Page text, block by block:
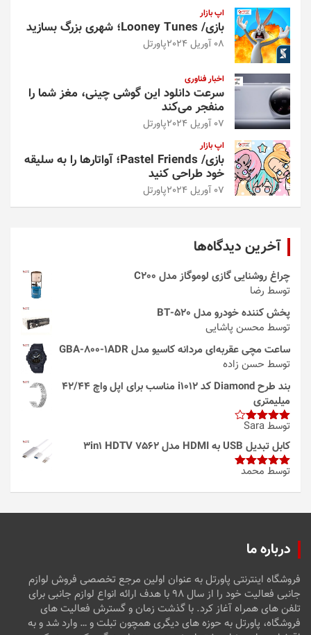
اپ بازار
بازی/ Looney Tunes؛ شهری بزرگ بسازید
08 آوریل 2024 پاورتل
اخبار فناوری
سرعت دانلود این گوشی چینی، مغز شما را
منفجر می‌کند
07 آوریل 2024 پاورتل
اپ بازار
بازی/ Pastel Friends؛ آواتارها را به سلیقه
خود طراحی کنید
07 آوریل 2024 پاورتل
آخرین دیدگاه‌ها
چراغ روشنایی گازی لوموگاز مدل C200
توسط رضا
پخش کننده خودرو مدل 520-BT
توسط محسن پاشایی
ساعت مچی عقربه‌ای مردانه کاسیو مدل GBA-800-1ADR
توسط حسن زاده
بند طرح Diamond کد i1012 مناسب برای اپل واچ 42/44
میلیمتری
امتیاز4
از 5
توسط Sara
کابل تبدیل USB به HDMI مدل 3in1 HDTV 7562
امتیاز5از
توسط محمد
درباره ما
فروشگاه اینترنتی پاورتل به عنوان اولین مرجع تخصصی فروش لوازم
جانبی فعالیت خود را از سال ۹۸ با هدف ارائه انواع لوازم جانبی برای
تلفن های همراه آغاز کرد. با گذشت زمان و گسترش فعالیت های
فروشگاه، پاورتل به حوزه های دیگری همچون تبلت و … وارد شد و به